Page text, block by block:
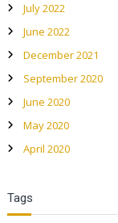
July 2022
June 2022
December 2021
September 2020
June 2020
May 2020
April 2020
Tags